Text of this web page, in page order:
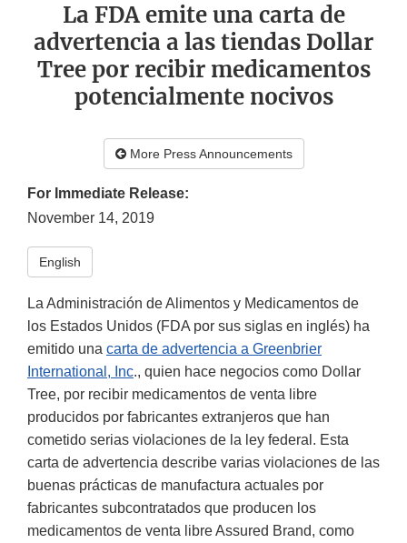
La FDA emite una carta de
advertencia a las tiendas Dollar
Tree por recibir medicamentos
potencialmente nocivos
More Press Announcements
For Immediate Release:
November 14, 2019
English
La Administración de Alimentos y Medicamentos de
los Estados Unidos (FDA por sus siglas en inglés) ha
emitido una carta de advertencia a Greenbrier
International, Inc., quien hace negocios como Dollar
Tree, por recibir medicamentos de venta libre
producidos por fabricantes extranjeros que han
cometido serias violaciones de la ley federal. Esta
carta de advertencia describe varias violaciones de las
buenas prácticas de manufactura actuales por
fabricantes subcontratados que producen los
medicamentos de venta libre Assured Brand, como